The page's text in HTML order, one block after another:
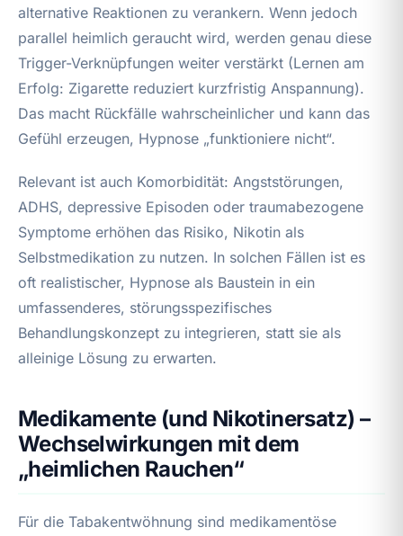
alternative Reaktionen zu verankern. Wenn jedoch
parallel heimlich geraucht wird, werden genau diese
Trigger-Verknüpfungen weiter verstärkt (Lernen am
Erfolg: Zigarette reduziert kurzfristig Anspannung).
Das macht Rückfälle wahrscheinlicher und kann das
Gefühl erzeugen, Hypnose „funktioniere nicht“.
Relevant ist auch Komorbidität: Angststörungen,
ADHS, depressive Episoden oder traumabezogene
Symptome erhöhen das Risiko, Nikotin als
Selbstmedikation zu nutzen. In solchen Fällen ist es
oft realistischer, Hypnose als Baustein in ein
umfassenderes, störungsspezifisches
Behandlungskonzept zu integrieren, statt sie als
alleinige Lösung zu erwarten.
Medikamente (und Nikotinersatz) –
Wechselwirkungen mit dem
„heimlichen Rauchen“
Für die Tabakentwöhnung sind medikamentöse